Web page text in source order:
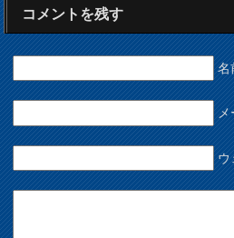
コメントを残す
名
メ
ウ